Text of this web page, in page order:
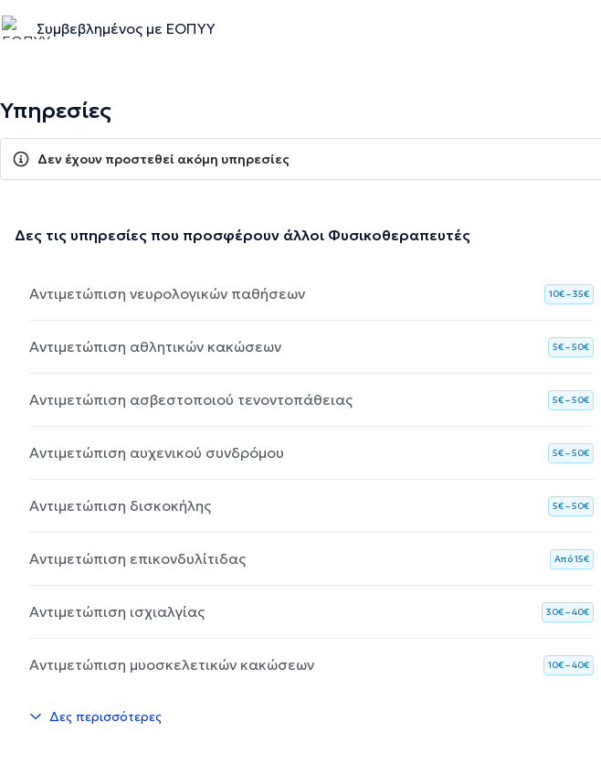
Συμβεβλημένος με ΕΟΠΥΥ
Υπηρεσίες
Δεν έχουν προστεθεί ακόμη υπηρεσίες
Δες τις υπηρεσίες που προσφέρουν άλλοι Φυσικοθεραπευτές
Αντιμετώπιση νευρολογικών παθήσεων 10€ – 35€
Αντιμετώπιση αθλητικών κακώσεων 5€ – 50€
Αντιμετώπιση ασβεστοποιού τενοντοπάθειας 5€ – 50€
Αντιμετώπιση αυχενικού συνδρόμου 5€ – 50€
Αντιμετώπιση δισκοκήλης 5€ – 50€
Αντιμετώπιση επικονδυλίτιδας Aπό 15€
Αντιμετώπιση ισχιαλγίας 30€ – 40€
Αντιμετώπιση μυοσκελετικών κακώσεων 10€ – 40€
Δες περισσότερες